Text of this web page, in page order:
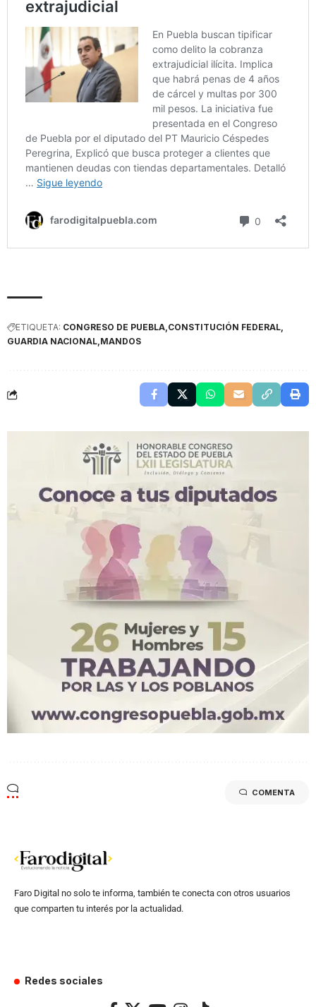
ETIQUETA: CONGRESO DE PUEBLA CONSTITUCIÓN FEDERAL
GUARDIA NACIONAL MANDOS
COMENTA
Faro Digital no solo te informa, también te conecta con otros usuarios
que comparten tu interés por la actualidad.
Redes sociales